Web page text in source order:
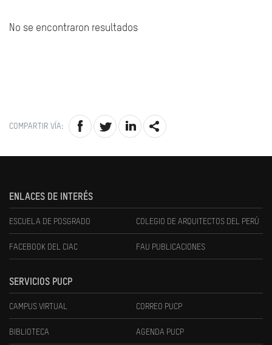
No se encontraron resultados
COMPARTIR VÍA:
ENLACES DE INTERÉS
ESCUELA DE POSGRADO COLEGIO DE ARQUITECTOS DEL PERÚ
FACEBOOK DEL CIAC FAU PUBLICACIONES
SERVICIOS PUCP
CAMPUS VIRTUAL CORREO PUCP
BIBLIOTECA AGENDA PUCP